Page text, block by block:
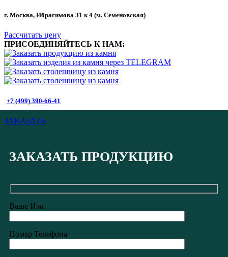
г. Москва, Ибрагимова 31 к 4 (м. Семеновская)
Рассчитать цену
ПРИСОЕДИНЯЙТЕСЬ К НАМ:
+7 (499) 390-66-41
ЗАКАЗАТЬ
ЗАКАЗАТЬ ПРОДУКЦИЮ
Ваше Имя
Номер Телефона